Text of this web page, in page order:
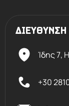
ΔΙΕΥΘΥΝΣΗ
Ίδης 7,
+30